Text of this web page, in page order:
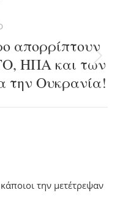
απορρίπτουν
ΗΠΑ και των
την Ουκρανία!
την μετέτρεψαν